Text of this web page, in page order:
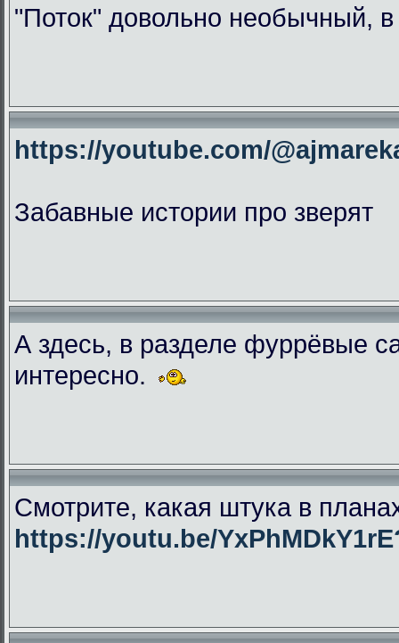
"Поток" довольно необычный,
https://youtube.com/
Забавные истории про зверят
А здесь, в разделе фуррёвые
интересно.
Смотрите, какая штука в
https://youtu.be/